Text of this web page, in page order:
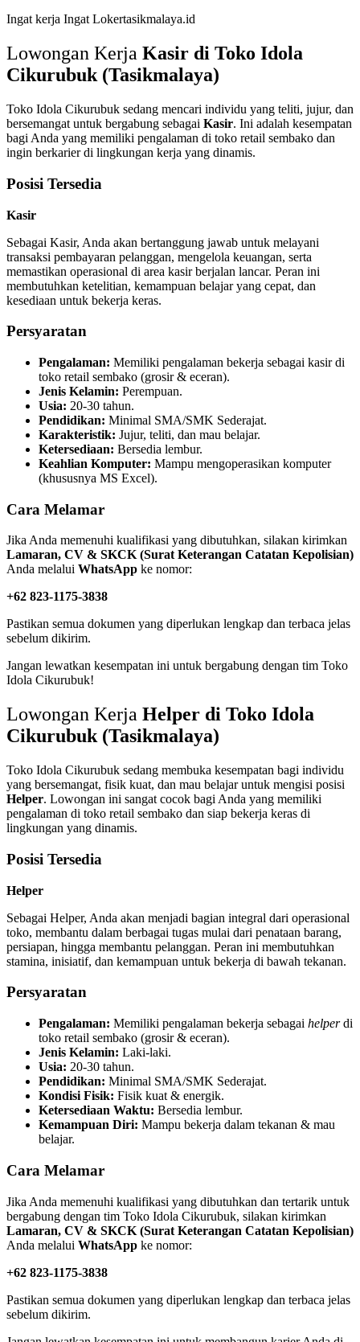
Ingat kerja Ingat Lokertasikmalaya.id
Lowongan Kerja Kasir di Toko Idola
Cikurubuk (Tasikmalaya)
Toko Idola Cikurubuk sedang mencari individu yang teliti, jujur, dan
bersemangat untuk bergabung sebagai Kasir. Ini adalah kesempatan
bagi Anda yang memiliki pengalaman di toko retail sembako dan
ingin berkarier di lingkungan kerja yang dinamis.
Posisi Tersedia
Kasir
Sebagai Kasir, Anda akan bertanggung jawab untuk melayani
transaksi pembayaran pelanggan, mengelola keuangan, serta
memastikan operasional di area kasir berjalan lancar. Peran ini
membutuhkan ketelitian, kemampuan belajar yang cepat, dan
kesediaan untuk bekerja keras.
Persyaratan
Pengalaman: Memiliki pengalaman bekerja sebagai kasir di
toko retail sembako (grosir & eceran).
Jenis Kelamin: Perempuan.
Usia: 20-30 tahun.
Pendidikan: Minimal SMA/SMK Sederajat.
Karakteristik: Jujur, teliti, dan mau belajar.
Ketersediaan: Bersedia lembur.
Keahlian Komputer: Mampu mengoperasikan komputer
(khususnya MS Excel).
Cara Melamar
Jika Anda memenuhi kualifikasi yang dibutuhkan, silakan kirimkan
Lamaran, CV & SKCK (Surat Keterangan Catatan Kepolisian)
Anda melalui WhatsApp ke nomor:
+62 823-1175-3838
Pastikan semua dokumen yang diperlukan lengkap dan terbaca jelas
sebelum dikirim.
Jangan lewatkan kesempatan ini untuk bergabung dengan tim Toko
Idola Cikurubuk!
Lowongan Kerja Helper di Toko Idola
Cikurubuk (Tasikmalaya)
Toko Idola Cikurubuk sedang membuka kesempatan bagi individu
yang bersemangat, fisik kuat, dan mau belajar untuk mengisi posisi
Helper. Lowongan ini sangat cocok bagi Anda yang memiliki
pengalaman di toko retail sembako dan siap bekerja keras di
lingkungan yang dinamis.
Posisi Tersedia
Helper
Sebagai Helper, Anda akan menjadi bagian integral dari operasional
toko, membantu dalam berbagai tugas mulai dari penataan barang,
persiapan, hingga membantu pelanggan. Peran ini membutuhkan
stamina, inisiatif, dan kemampuan untuk bekerja di bawah tekanan.
Persyaratan
Pengalaman: Memiliki pengalaman bekerja sebagai helperdi
toko retail sembako (grosir & eceran).
Jenis Kelamin: Laki-laki.
Usia: 20-30 tahun.
Pendidikan: Minimal SMA/SMK Sederajat.
Kondisi Fisik: Fisik kuat & energik.
Ketersediaan Waktu: Bersedia lembur.
Kemampuan Diri: Mampu bekerja dalam tekanan & mau
belajar.
Cara Melamar
Jika Anda memenuhi kualifikasi yang dibutuhkan dan tertarik untuk
bergabung dengan tim Toko Idola Cikurubuk, silakan kirimkan
Lamaran, CV & SKCK (Surat Keterangan Catatan Kepolisian)
Anda melalui WhatsApp ke nomor:
+62 823-1175-3838
Pastikan semua dokumen yang diperlukan lengkap dan terbaca jelas
sebelum dikirim.